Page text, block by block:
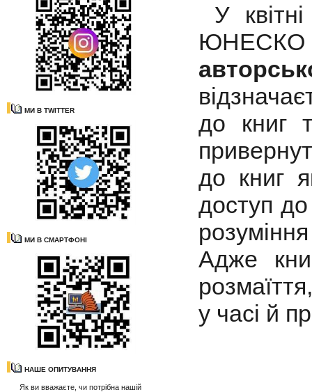
МИ В TWITTER
МИ В СМАРТФОНІ
НАШЕ ОПИТУВАННЯ
Як ви вважаєте, чи потрібна нашій
У
ЮНЕСКО
до книг
до книг
доступ до
Адже
у часі й